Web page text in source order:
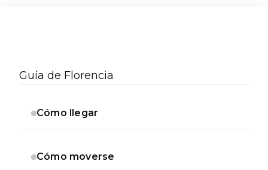
lateral
Guía de Florencia
Cómo llegar
Cómo moverse